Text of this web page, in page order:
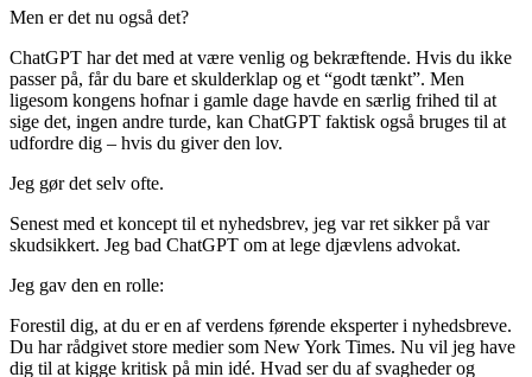
Men er det nu også det?
ChatGPT har det med at være venlig og bekræftende. Hvis du ikke
passer på, får du bare et skulderklap og et “godt tænkt”. Men
ligesom kongens hofnar i gamle dage havde en særlig frihed til at
sige det, ingen andre turde, kan ChatGPT faktisk også bruges til at
udfordre dig – hvis du giver den lov.
Jeg gør det selv ofte.
Senest med et koncept til et nyhedsbrev, jeg var ret sikker på var
skudsikkert. Jeg bad ChatGPT om at lege djævlens advokat.
Jeg gav den en rolle:
Forestil dig, at du er en af verdens førende eksperter i nyhedsbreve.
Du har rådgivet store medier som New York Times. Nu vil jeg have
dig til at kigge kritisk på min idé. Hvad ser du af svagheder og